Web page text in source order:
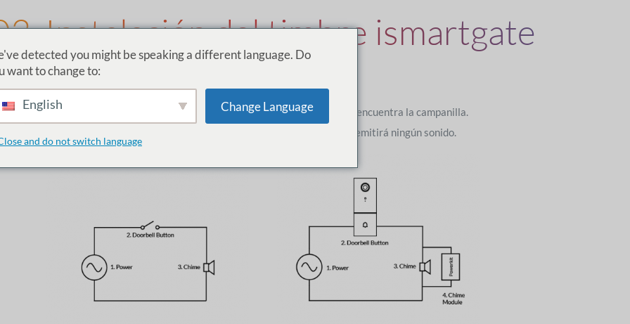
Instalación del timbre ismartgate
Si tocas el timbre de tu puerta, la fuente del sonido está donde se encuentra la campanilla.
el timbre que tienes. Ya no emitirá ningún sonido.
detected you might be speaking a different language. Do
want to change to:
English Change Language
and do not switch language